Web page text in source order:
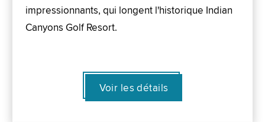
impressionnants, qui longent l'historique Indian
Canyons Golf Resort.
Voir les détails